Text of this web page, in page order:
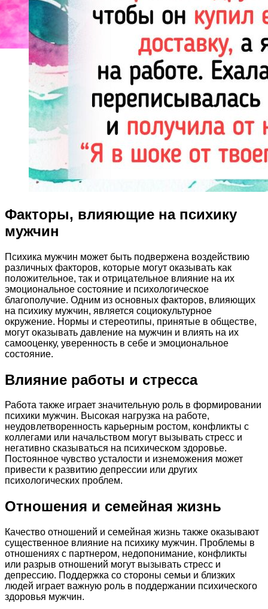
Факторы, влияющие на психику
мужчин
Психика мужчин может быть подвержена воздействию
различных факторов, которые могут оказывать как
положительное, так и отрицательное влияние на их
эмоциональное состояние и психологическое
благополучие. Одним из основных факторов, влияющих
на психику мужчин, является социокультурное
окружение. Нормы и стереотипы, принятые в обществе,
могут оказывать давление на мужчин и влиять на их
самооценку, уверенность в себе и эмоциональное
состояние.
Влияние работы и стресса
Работа также играет значительную роль в формировании
психики мужчин. Высокая нагрузка на работе,
неудовлетворенность карьерным ростом, конфликты с
коллегами или начальством могут вызывать стресс и
негативно сказываться на психическом здоровье.
Постоянное чувство усталости и изнеможения может
привести к развитию депрессии или других
психологических проблем.
Отношения и семейная жизнь
Качество отношений и семейная жизнь также оказывают
существенное влияние на психику мужчин. Проблемы в
отношениях с партнером, недопонимание, конфликты
или разрыв отношений могут вызывать стресс и
депрессию. Поддержка со стороны семьи и близких
людей играет важную роль в поддержании психического
здоровья мужчин.